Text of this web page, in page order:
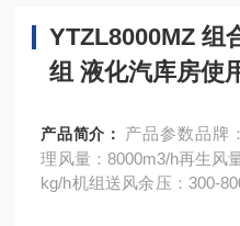
YTZL8000MZ 组
组 液化汽库房使
产品简介：
产品参数品牌
理风量：8000m3/h再生风
kg/h机组送风余压：300-